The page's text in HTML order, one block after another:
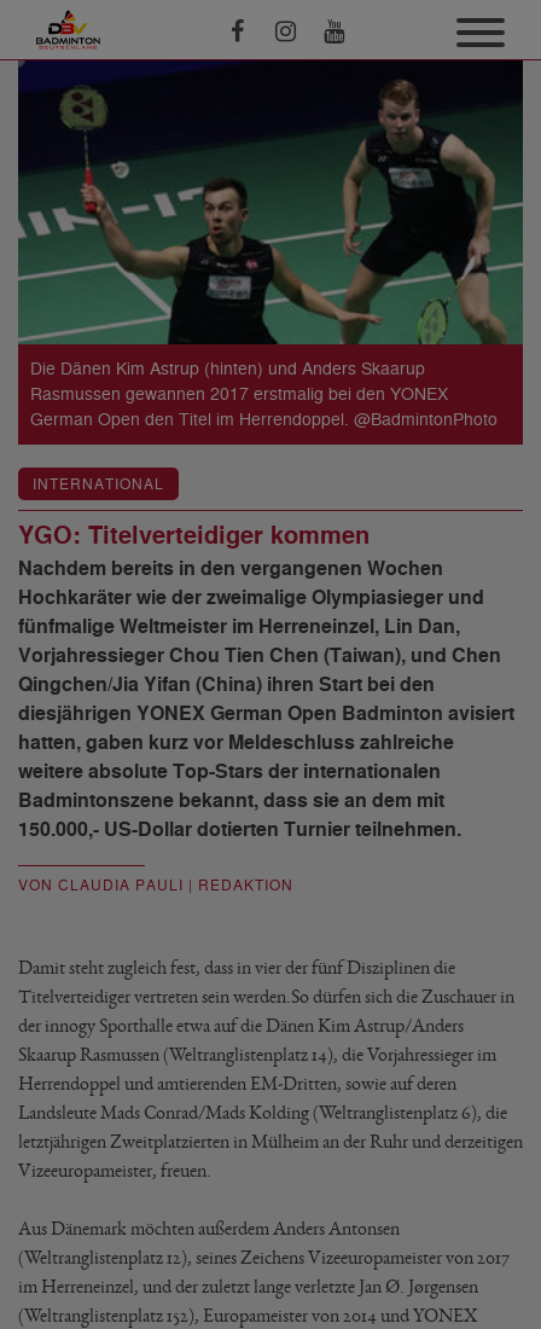
Die Dänen Kim Astrup (hinten) und Anders Skaarup
Rasmussen gewannen 2017 erstmalig bei den YONEX
German Open den Titel im Herrendoppel. @BadmintonPhoto
INTERNATIONAL
YGO: Titelverteidiger kommen
Nachdem bereits in den vergangenen Wochen
Hochkaräter wie der zweimalige Olympiasieger und
fünfmalige Weltmeister im Herreneinzel, Lin Dan,
Vorjahressieger Chou Tien Chen (Taiwan), und Chen
Qingchen/Jia Yifan (China) ihren Start bei den
diesjährigen YONEX German Open Badminton avisiert
hatten, gaben kurz vor Meldeschluss zahlreiche
weitere absolute Top-Stars der internationalen
Badmintonszene bekannt, dass sie an dem mit
150.000,- US-Dollar dotierten Turnier teilnehmen.
VON CLAUDIA PAULI | REDAKTION
Damit steht zugleich fest, dass in vier der fünf Disziplinen die
Titelverteidiger vertreten sein werden.So dürfen sich die Zuschauer in
der innogy Sporthalle etwa auf die Dänen Kim Astrup/Anders
Skaarup Rasmussen (Weltranglistenplatz 14), die Vorjahressieger im
Herrendoppel und amtierenden EM-Dritten, sowie auf deren
Landsleute Mads Conrad/Mads Kolding (Weltranglistenplatz 6), die
letztjährigen Zweitplatzierten in Mülheim an der Ruhr und derzeitigen
Vizeeuropameister, freuen.
Aus Dänemark möchten außerdem Anders Antonsen
(Weltranglistenplatz 12), seines Zeichens Vizeeuropameister von 2017
im Herreneinzel, und der zuletzt lange verletzte Jan Ø. Jørgensen
(Weltranglistenplatz 152), Europameister von 2014 und YONEX